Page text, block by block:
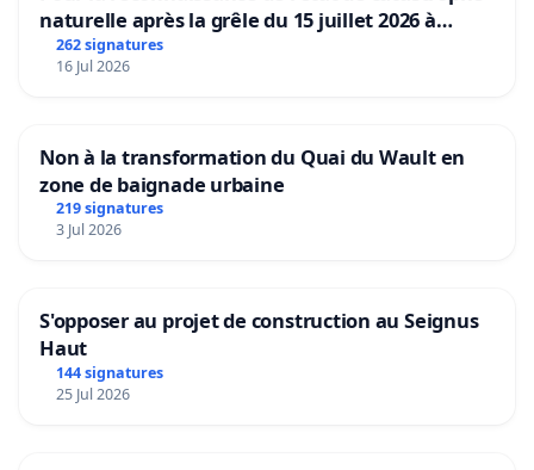
naturelle après la grêle du 15 juillet 2026 à
Aubenas et ses alentours
262 signatures
16 Jul 2026
Non à la transformation du Quai du Wault en
zone de baignade urbaine
219 signatures
3 Jul 2026
S'opposer au projet de construction au Seignus
Haut
144 signatures
25 Jul 2026